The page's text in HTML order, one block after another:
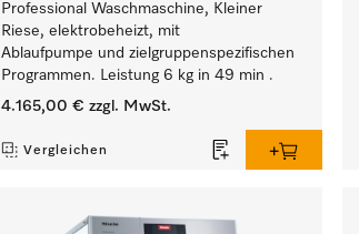
Professional Waschmaschine, Kleiner
Riese, elektrobeheizt, mit
Ablaufpumpe und zielgruppenspezifischen
Programmen. Leistung 6 kg in 49 min .
4.165,00 € zzgl. MwSt.
Vergleichen